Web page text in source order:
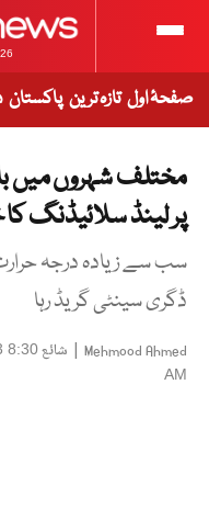
صفحۂ اول تازہ ترین پاکستان
مختلف شہروں میں
پر لینڈ سلائیڈنگ
ڈگری سینٹی گریڈ رہا
Mehmood Ahmed
| شائع8:30
AM